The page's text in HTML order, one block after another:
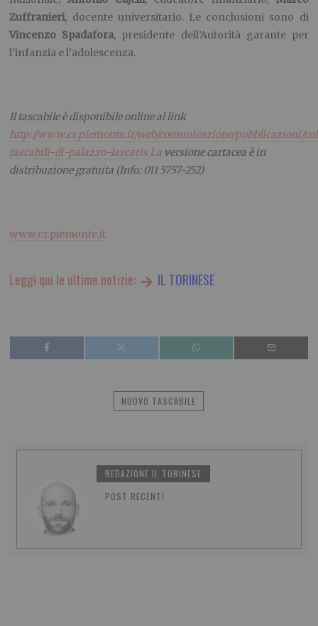
Zuffranieri, docente universitario. Le conclusioni sono di
Vincenzo Spadafora, presidente dell’Autorità garante per
l’infanzia e l’adolescenza.
Il tascabile è disponibile online al link
http://www.cr.piemonte.it/web/comunicazione/pubblicazioni/
tascabili-di-palazzo-lascaris La versione cartacea è in
distribuzione gratuita (Info: 011 5757-252)
www.cr.piemonte.it
Leggi qui le ultime notizie: IL TORINESE
NUOVO TASCABILE
REDAZIONE IL TORINESE
POST RECENTI